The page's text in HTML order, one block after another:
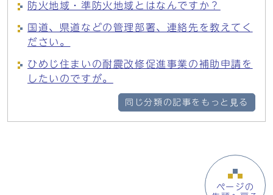
防火地域・準防火地域とはなんですか？
国道、県道などの管理部署、連絡先を教えてく
ださい。
ひめじ住まいの耐震改修促進事業の補助申請を
したいのですが。
同じ分類の記事をもっと見る
ページの